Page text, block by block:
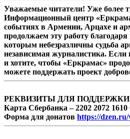
Уважаемые читатели! Уже более
Информационный центр
событиях в Армении, Арцахе и
продолжаем эту работу
которым небезразличны судьба
независимая журналистика.
и хотите, чтобы «Еркрамас»
можете поддержать проект
РЕКВИЗИТЫ ДЛЯ
Карта Сбербанка – 2202 2072 1610
Форма для донатов https://